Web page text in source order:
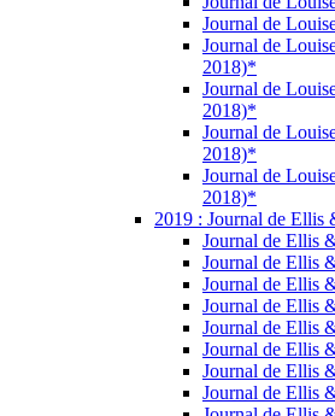
Journal de
Journal de
2018)*
Journal de
2018)*
Journal de
2018)*
Journal de
2018)*
2019 : Journal de Ellis
Journal de Ellis
Journal de Ellis
Journal de Ellis
Journal de Ellis
Journal de Ellis
Journal de Ellis
Journal de Ellis
Journal de Ellis